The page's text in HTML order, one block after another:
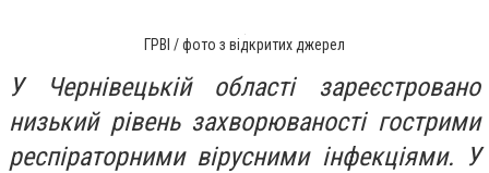
ГРВІ / фото з відкритих джерел
У Чернівецькій області зареєстровано
низький рівень захворюваності гострими
респіраторними вірусними інфекціями. У